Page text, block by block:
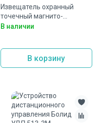
Извещатель охранный
точечный магнито-
контактный Болид С2000-
В наличии
В корзину